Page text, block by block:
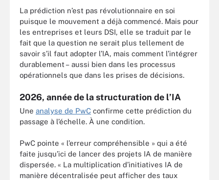
La prédiction n’est pas révolutionnaire en soi
puisque le mouvement a déjà commencé. Mais pour
les entreprises et leurs DSI, elle se traduit par le
fait que la question ne serait plus tellement de
savoir s’il faut adopter l’IA, mais comment l’intégrer
durablement – aussi bien dans les processus
opérationnels que dans les prises de décisions.
2026, année de la structuration de l’IA
Une analyse de PwC confirme cette prédiction du
passage à l’échelle. À une condition.
PwC pointe « l’erreur compréhensible » qui a été
faite jusqu’ici de lancer des projets IA de manière
dispersée. « La multiplication d’initiatives IA de
manière décentralisée peut afficher des taux